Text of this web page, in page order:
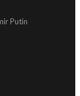
Putin